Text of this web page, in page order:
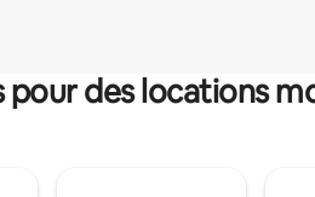
des locations